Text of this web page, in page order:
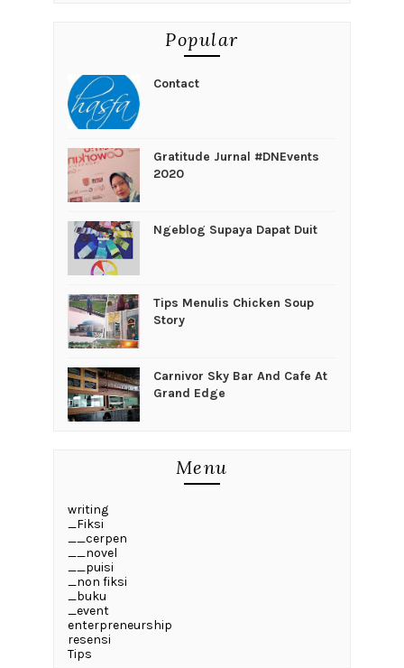
Popular
Contact
Gratitude Jurnal #DNEvents
2020
Ngeblog Supaya Dapat Duit
Tips Menulis Chicken Soup
Story
Carnivor Sky Bar And Cafe At
Grand Edge
Menu
writing
_Fiksi
__cerpen
__novel
__puisi
_non fiksi
_buku
_event
enterpreneurship
resensi
Tips